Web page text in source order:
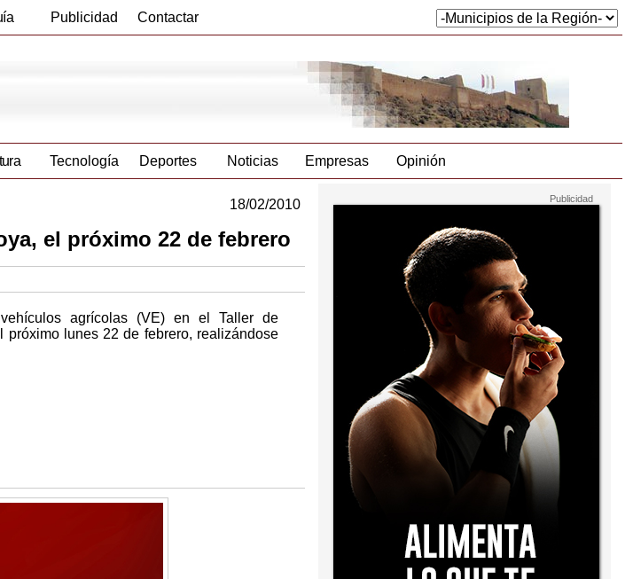
Publicidad Contactar
Tecnología Deportes Noticias Empresas Opinión
18/02/2010
el próximo 22 de febrero
agrícolas (VE) en el Taller de
lunes 22 de febrero, realizándose